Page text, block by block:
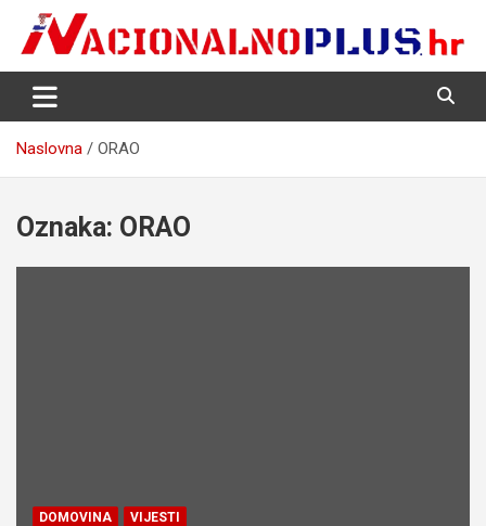
content
NacionalnoPlus.hr
Nacija želi znati više
Naslovna ORAO
Oznaka: ORAO
DOMOVINA VIJESTI